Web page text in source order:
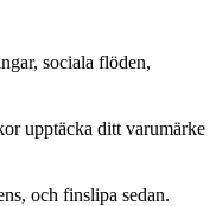
sociala flöden,
upptäcka ditt varumärke
och finslipa sedan.